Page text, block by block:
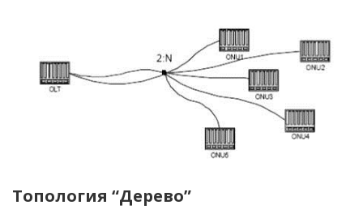
Топология “Дерево”